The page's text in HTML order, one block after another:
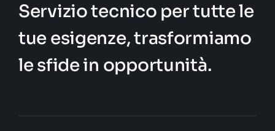
Servizio tecnico per tutte le
tue esigenze, trasformiamo
le sfide in opportunità.